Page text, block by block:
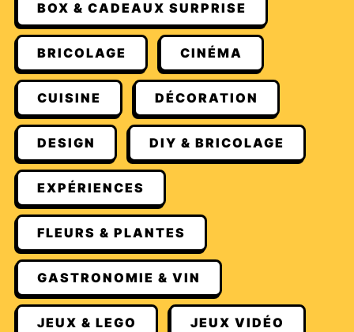
BOX & CADEAUX SURPRISE
BRICOLAGE CINÉMA
CUISINE DÉCORATION
DESIGN DIY & BRICOLAGE
EXPÉRIENCES
FLEURS & PLANTES
GASTRONOMIE & VIN
JEUX & LEGO JEUX VIDÉO